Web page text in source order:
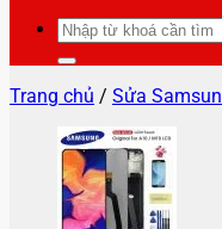
Tìm
kiếm:
Trang chủ / Sửa